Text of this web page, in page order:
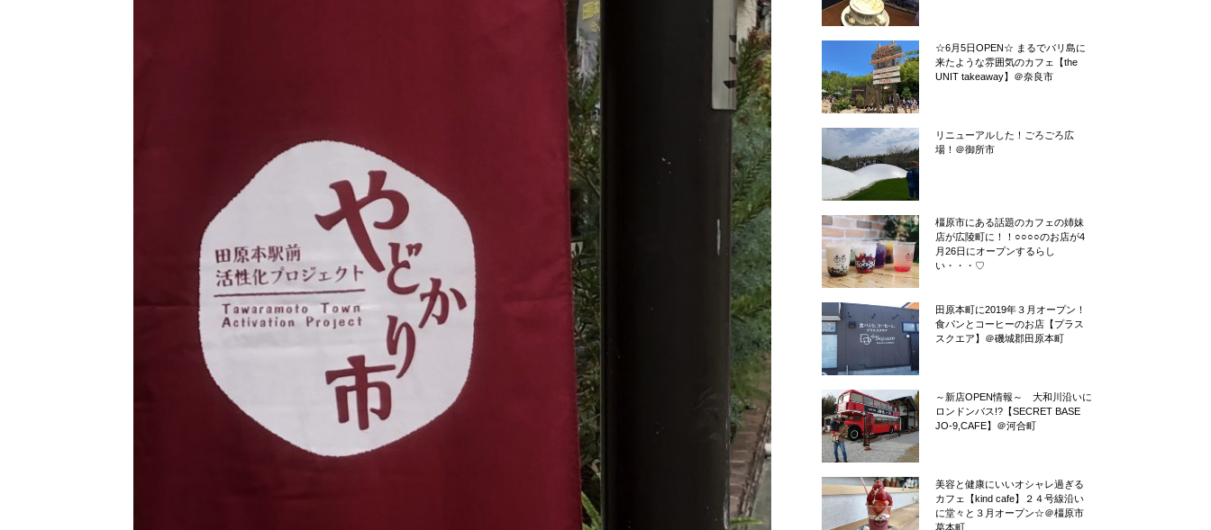
☆6月5日OPEN☆ まるでバリ島に
来たような雰囲気のカフェ【the
UNIT takeaway】＠奈良市
リニューアルした！ごろごろ広
場！＠御所市
橿原市にある話題のカフェの姉妹
店が広陵町に！！○○○○のお店が4
月26日にオープンするらし
い・・・♡
田原本町に2019年３月オープン！
食パンとコーヒーのお店【プラス
スクエア】＠磯城郡田原本町
～新店OPEN情報～ 大和川沿いに
ロンドンバス!?【SECRET BASE
JO-9,CAFE】＠河合町
美容と健康にいいオシャレ過ぎる
カフェ【kind cafe】２４号線沿い
に堂々と３月オープン☆＠橿原市
葛本町